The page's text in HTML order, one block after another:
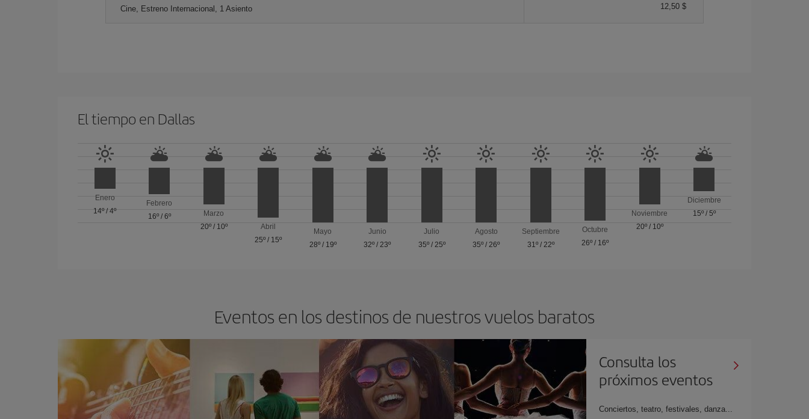
Cine, Estreno Internacional, 1 Asiento 12,50 $
El tiempo en Dallas
Enero
14º/4º
Febrero
16º/ 6º
Marzo
20º/ 10º
Abril
25º / 15º
Mayo
28º/ 19º
Junio
32º / 23º
Julio
35º/ 25º
Agosto
35º / 26º
Septiembre
31º/ 22º
Octubre
26º / 16º
Noviembre
20º/ 10º
Diciembre
15º/ 5º
Eventos en los destinos de nuestros vuelos baratos
Consulta los
próximos eventos
Conciertos, teatro, festivales, danza...